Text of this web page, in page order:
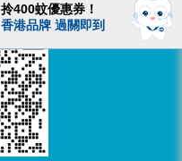
拎400蚊優惠券！
香港品牌 過關即到